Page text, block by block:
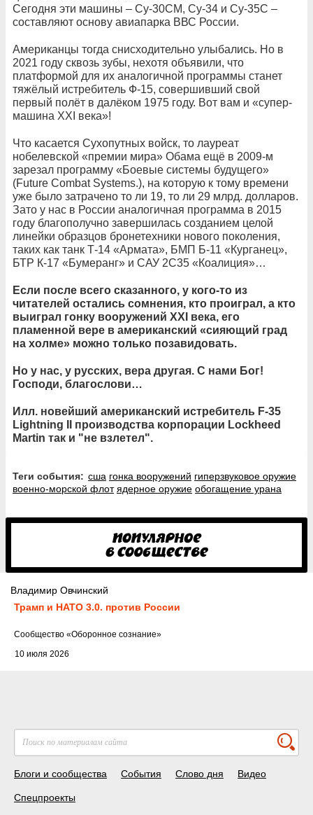
Сегодня эти машины – Су-30СМ, Су-34 и Су-35С –
составляют основу авиапарка ВВС России.
Американцы тогда снисходительно улыбались. Но в
2021 году сквозь зубы, нехотя объявили, что
платформой для их аналогичной программы станет
тяжёлый истребитель Ф-15, совершивший свой
первый полёт в далёком 1975 году. Вот вам и «супер-
машина XXI века»!
Что касается Сухопутных войск, то лауреат
нобелевской «премии мира» Обама ещё в 2009-м
зарезал программу «Боевые системы будущего»
(Future Combat Systems.), на которую к тому времени
уже было затрачено то ли 19, то ли 29 млрд. долларов.
Зато у нас в России аналогичная программа в 2015
году благополучно завершилась созданием целой
линейки образцов бронетехники нового поколения,
таких как танк Т-14 «Армата», БМП Б-11 «Курганец»,
БТР К-17 «Бумеранг» и САУ 2С35 «Коалиция»…
Если после всего сказанного, у кого-то из
читателей остались сомнения, кто проиграл, а кто
выиграл гонку вооружений XXI века, его
пламенной вере в американский «сияющий град
на холме» можно только позавидовать.
Но у нас, у русских, вера другая. С нами Бог!
Господи, благослови…
Илл. новейший американский истребитель F-35
Lightning II производства корпорации Lockheed
Martin так и "не взлетел".
Теги события: сша гонка вооружений гиперзвуковое оружие
военно-морской флот ядерное оружие обогащение урана
Владимир Овчинский
Трамп и НАТО 3.0. против России
10 июля 2026
Cообщество «Оборонное сознание»
Блоги и сообщества События Слово дня Видео
Спецпроекты